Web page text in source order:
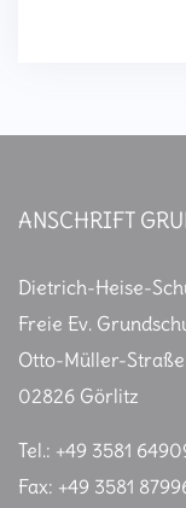
ANSCHRIFT
Dietrich-Heise-
Freie Ev.
Otto-Müller-Straße
02826 Görlitz
Tel.: +49 3581
Fax: +49 3581